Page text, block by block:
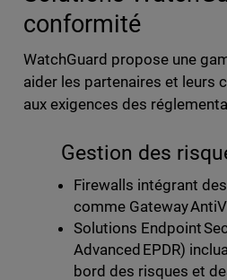
conformité
WatchGuard propose une
aider les partenaires et leurs
aux exigences des
Gestion des
Firewalls intégrant
comme Gateway
Solutions Endpoint
Advanced EPDR)
bord des risques et